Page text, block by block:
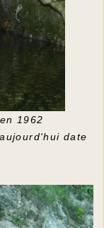
1962
date